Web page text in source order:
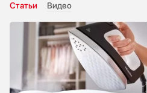
Статьи Видео